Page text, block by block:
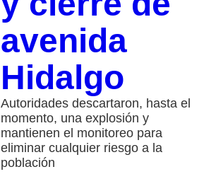
avenida
Hidalgo
Autoridades descartaron, hasta el
momento, una explosión y
mantienen el monitoreo para
eliminar cualquier riesgo a la
población